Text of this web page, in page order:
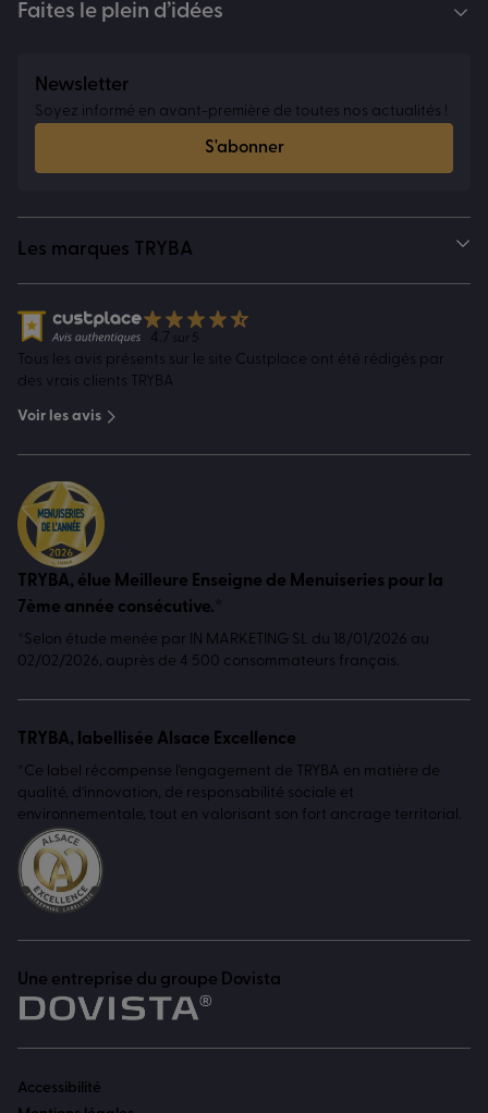
Faites le plein d’idées
Newsletter
Soyez informé en avant-première de toutes nos actualités !
S'abonner
Les marques TRYBA
4.7 sur 5
Tous les avis présents sur le site Custplace ont été rédigés par
des vrais clients TRYBA
Voir les avis
TRYBA, élue Meilleure Enseigne de Menuiseries pour la
7ème année consécutive.*
*Selon étude menée par IN MARKETING SL du 18/01/2026 au
02/02/2026, auprès de 4 500 consommateurs français.
TRYBA, labellisée Alsace Excellence
*Ce label récompense l'engagement de TRYBA en matière de
qualité, d'innovation, de responsabilité sociale et
environnementale, tout en valorisant son fort ancrage territorial.
Une entreprise du groupe Dovista
Accessibilité